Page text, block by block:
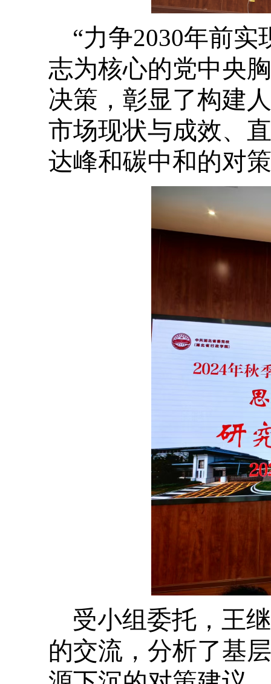
“力争2030年前
志为核心的党中央
决策，彰显了构建
市场现状与成效、
达峰和碳中和的对
受小组委托，王
的交流，分析了基